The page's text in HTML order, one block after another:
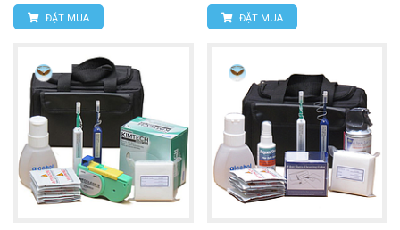
ĐẶT MUA ĐẶT MUA